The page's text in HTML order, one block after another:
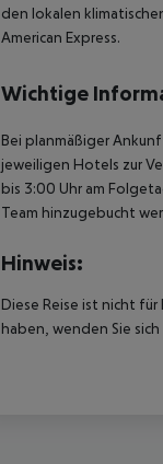
den lokalen
American Express.
Wichtige
Bei planmäßiger
jeweiligen Hotels zur
bis 3:00 Uhr am
Team hinzugebucht
Hinweis:
Diese Reise ist nicht
haben, wenden Sie